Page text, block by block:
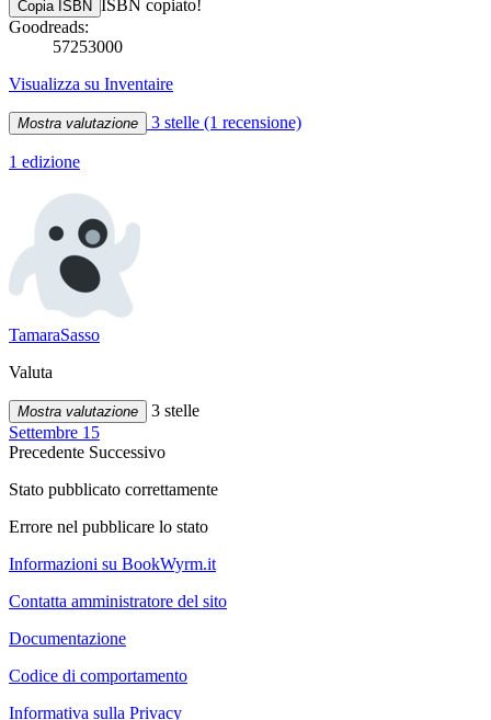
Copia ISBN ISBN copiato!
Goodreads:
57253000
Visualizza su Inventaire
Mostra valutazione 3 stelle (1 recensione)
1 edizione
TamaraSasso
Valuta
Mostra valutazione
3 stelle
Settembre 15
Precedente Successivo
Stato pubblicato correttamente
Errore nel pubblicare lo stato
Informazioni su BookWyrm.it
Contatta amministratore del sito
Documentazione
Codice di comportamento
Informativa sulla Privacy